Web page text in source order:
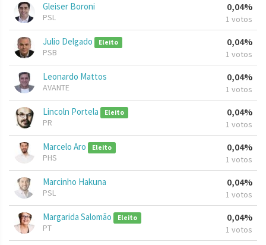
Gleiser Boroni
PSL
0,04%
1 votos
Julio Delgado Eleito
PSB
0,04%
1 votos
Leonardo Mattos
AVANTE
0,04%
1 votos
Lincoln Portela Eleito
PR
0,04%
1 votos
Marcelo Aro Eleito
PHS
0,04%
1 votos
Marcinho Hakuna
PSL
0,04%
1 votos
Margarida Salomão Eleito
PT
0,04%
1 votos